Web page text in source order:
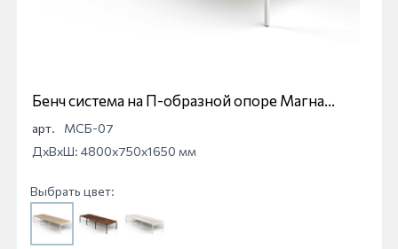
Бенч система на П-образной опоре Магна
МСБ-07
арт.
МСБ-07
ДхВхШ: 4800x750x1650 мм
Выбрать цвет: